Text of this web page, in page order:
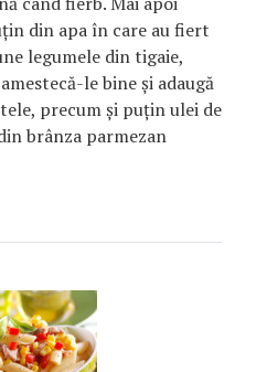
din apa în care au fiert
legumele din tigaie,
le bine şi adaugă
precum şi puţin ulei de
brânza parmezan